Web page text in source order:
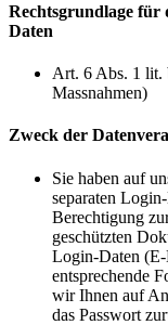
Rechtsgrundlage für
Daten
Art. 6 Abs. 1 lit.
Massnahmen)
Zweck der
Sie haben auf
separaten
Berechtigung
geschützten
Login-Daten (E-
entsprechende
wir Ihnen auf
das Passwort